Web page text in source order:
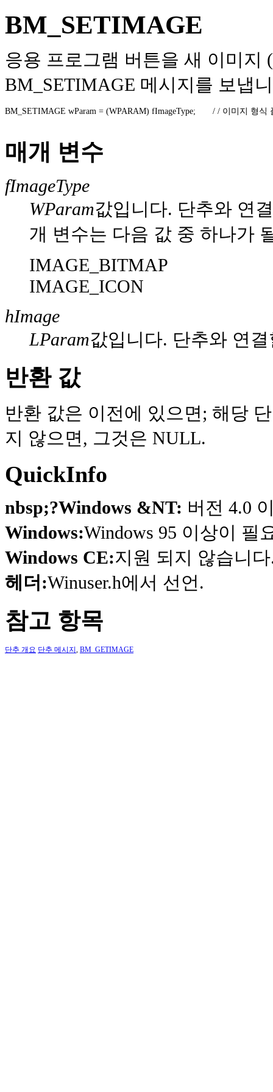
BM_SETIMAGE
응용 프로그램 버튼을 새 이미지
BM_SETIMAGE 메시지를 보냅
BM_SETIMAGE wParam = (WPARAM) fImageType;       / / 이미지 형
매개 변수
fImageType
WParam값입니다. 단추와 연
개 변수는 다음 값 중 하나가
IMAGE_BITMAP
IMAGE_ICON
hImage
LParam값입니다. 단추와 연
반환 값
반환 값은 이전에 있으면; 해당
지 않으면, 그것은 NULL.
QuickInfo
nbsp;?Windows &NT: 버전 4.0
Windows:Windows 95 이상이 필
Windows CE:지원 되지 않습니
헤더:Winuser.h에서 선언.
참고 항목
단추 개요 단추 메시지 BM_GETIMAGE